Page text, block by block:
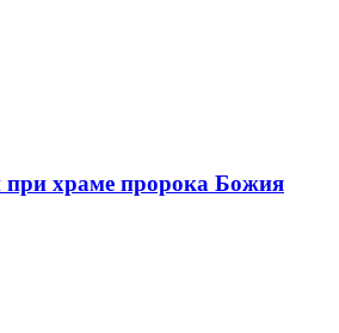
при храме пророка Божия